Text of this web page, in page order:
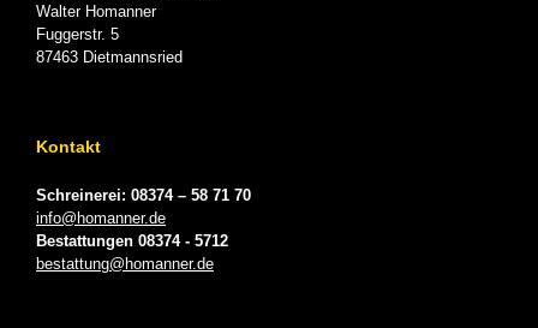
Walter Homanner
Fuggerstr. 5
87463 Dietmannsried
Kontakt
Schreinerei: 08374 – 58 71 70
info@homanner.de
Bestattungen 08374 - 5712
bestattung@homanner.de